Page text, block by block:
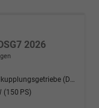
2026
Doppelkupplungsgetriebe (DSG)
(150 PS)